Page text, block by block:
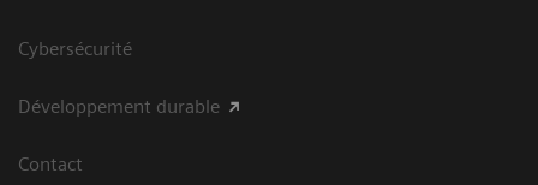
Cybersécurité
Développement durable
Contact